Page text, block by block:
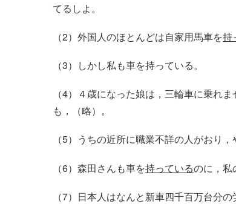
てるしよ。
（2）外国人のほとんどは自家用馬車を持
（3）しかし私も車を持っている。
（4）４歳になった娘は，三輪車に乗れ
も，（略）。
（5）うちの近所に職業不詳の人がおり
（6）森田さんも車を持っているのに，私
（7）日本人はなんと新車四千百万台分